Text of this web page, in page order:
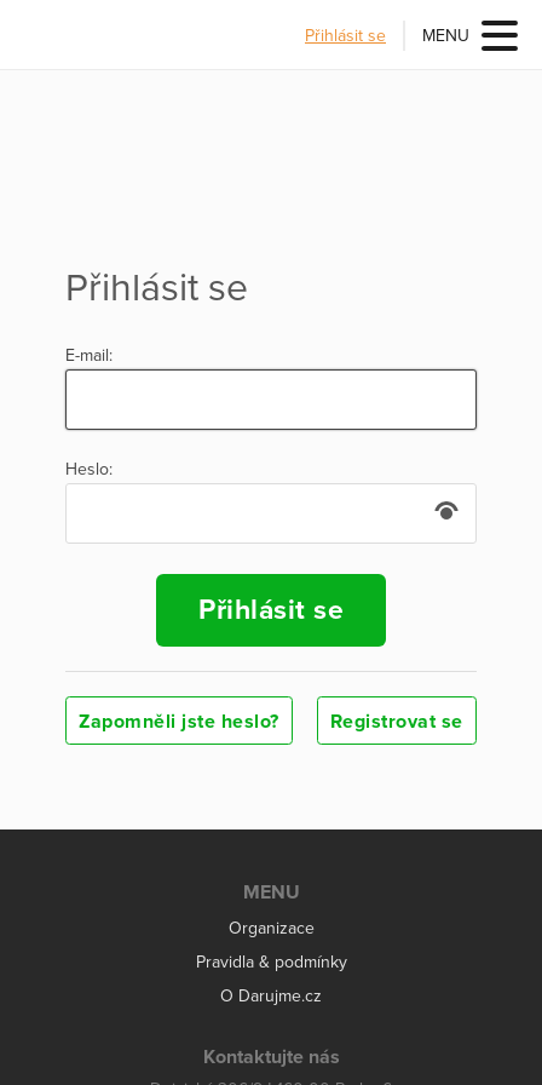
Přihlásit se MENU
Přihlásit se
E-mail:
Heslo:
Přihlásit se
Zapomněli jste heslo? Registrovat se
MENU
Organizace
Pravidla & podmínky
O Darujme.cz
Kontaktujte nás